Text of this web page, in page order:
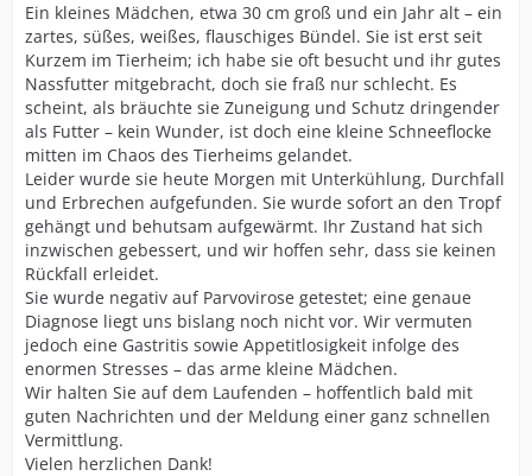
Ein kleines Mädchen, etwa 30 cm groß und ein Jahr alt – ein
zartes, süßes, weißes, flauschiges Bündel. Sie ist erst seit
Kurzem im Tierheim; ich habe sie oft besucht und ihr gutes
Nassfutter mitgebracht, doch sie fraß nur schlecht. Es
scheint, als bräuchte sie Zuneigung und Schutz dringender
als Futter – kein Wunder, ist doch eine kleine Schneeflocke
mitten im Chaos des Tierheims gelandet.
Leider wurde sie heute Morgen mit Unterkühlung, Durchfall
und Erbrechen aufgefunden. Sie wurde sofort an den Tropf
gehängt und behutsam aufgewärmt. Ihr Zustand hat sich
inzwischen gebessert, und wir hoffen sehr, dass sie keinen
Rückfall erleidet.
Sie wurde negativ auf Parvovirose getestet; eine genaue
Diagnose liegt uns bislang noch nicht vor. Wir vermuten
jedoch eine Gastritis sowie Appetitlosigkeit infolge des
enormen Stresses – das arme kleine Mädchen.
Wir halten Sie auf dem Laufenden – hoffentlich bald mit
guten Nachrichten und der Meldung einer ganz schnellen
Vermittlung.
Vielen herzlichen Dank!